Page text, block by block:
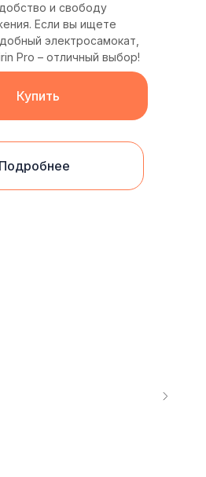
и свободу
Если вы ищете
электросамокат,
Pro – отличный выбор!
Купить
Подробнее